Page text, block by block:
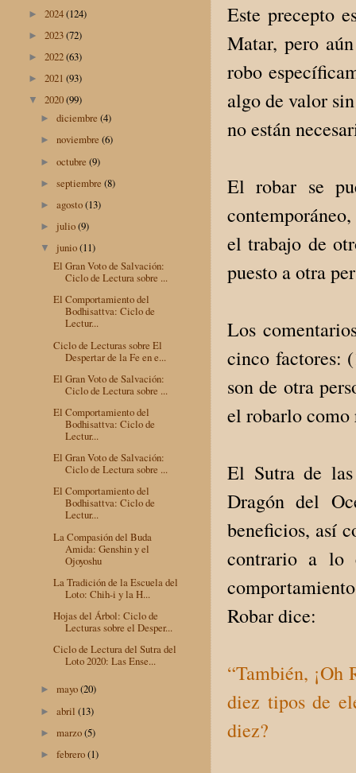
Este precepto
Matar, pero
robo
algo de valor
no están
El robar se
el trabajo de
puesto a otra
Los
cinco factores:
son de otra
el robarlo
El Sutra de
Dragón del
beneficios, así
contrario a lo
Robar dice:
“También, ¡Oh
diez tipos de
diez?
► 2024(124)
► 2023(72)
► 2022(63)
► 2021 (93)
▼ 2020(99)
►diciembre(4)
►noviembre(6)
►octubre(9)
►septiembre(8)
►agosto(13)
► julio(9)
▼ junio(11)
El Gran Voto de Salvación:
Ciclo de Lectura sobre ...
El Comportamiento del
Bodhisattva: Ciclo de
Lectur...
Ciclo de Lecturas sobre El
Despertar de la Fe en e...
El Gran Voto de Salvación:
Ciclo de Lectura sobre ...
El Comportamiento del
Bodhisattva: Ciclo de
Lectur...
El Gran Voto de Salvación:
Ciclo de Lectura sobre ...
El Comportamiento del
Bodhisattva: Ciclo de
Lectur...
La Compasión del Buda
Amida: Genshin y el
Ojoyoshu
La Tradición de la Escuela del
Loto: Chih-i y la H...
Hojas del Árbol: Ciclo de
Lecturas sobre el Desper...
Ciclo de Lectura del Sutra del
Loto 2020: Las Ense...
►mayo(20)
►abril(13)
►marzo(5)
►febrero(1)